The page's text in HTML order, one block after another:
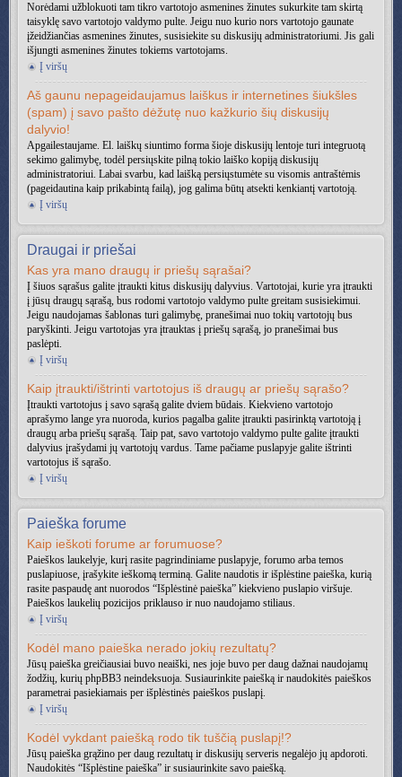
Norėdami užblokuoti tam tikro vartotojo asmenines žinutes sukurkite tam skirtą
taisyklę savo vartotojo valdymo pulte. Jeigu nuo kurio nors vartotojo gaunate
įžeidžiančias asmenines žinutes, susisiekite su diskusijų administratoriumi. Jis gali
išjungti asmenines žinutes tokiems vartotojams.
Į viršų
Aš gaunu nepageidaujamus laiškus ir internetines šiukšles
(spam) į savo pašto dėžutę nuo kažkurio šių diskusijų
dalyvio!
Apgailestaujame. El. laiškų siuntimo forma šioje diskusijų lentoje turi integruotą
sekimo galimybę, todėl persiųskite pilną tokio laiško kopiją diskusijų
administratoriui. Labai svarbu, kad laišką persiųstumėte su visomis antraštėmis
(pageidautina kaip prikabintą failą), jog galima būtų atsekti kenkiantį vartotoją.
Į viršų
Draugai ir priešai
Kas yra mano draugų ir priešų sąrašai?
Į šiuos sąrašus galite įtraukti kitus diskusijų dalyvius. Vartotojai, kurie yra įtraukti
į jūsų draugų sąrašą, bus rodomi vartotojo valdymo pulte greitam susisiekimui.
Jeigu naudojamas šablonas turi galimybę, pranešimai nuo tokių vartotojų bus
paryškinti. Jeigu vartotojas yra įtrauktas į priešų sąrašą, jo pranešimai bus
paslėpti.
Į viršų
Kaip įtraukti/ištrinti vartotojus iš draugų ar priešų sąrašo?
Įtraukti vartotojus į savo sąrašą galite dviem būdais. Kiekvieno vartotojo
aprašymo lange yra nuoroda, kurios pagalba galite įtraukti pasirinktą vartotoją į
draugų arba priešų sąrašą. Taip pat, savo vartotojo valdymo pulte galite įtraukti
dalyvius įrašydami jų vartotojų vardus. Tame pačiame puslapyje galite ištrinti
vartotojus iš sąrašo.
Į viršų
Paieška forume
Kaip ieškoti forume ar forumuose?
Paieškos laukelyje, kurį rasite pagrindiniame puslapyje, forumo arba temos
puslapiuose, įrašykite ieškomą terminą. Galite naudotis ir išplėstine paieška, kurią
rasite paspaudę ant nuorodos “Išplėstinė paieška” kiekvieno puslapio viršuje.
Paieškos laukelių pozicijos priklauso ir nuo naudojamo stiliaus.
Į viršų
Kodėl mano paieška nerado jokių rezultatų?
Jūsų paieška greičiausiai buvo neaiški, nes joje buvo per daug dažnai naudojamų
žodžių, kurių phpBB3 neindeksuoja. Susiaurinkite paiešką ir naudokitės paieškos
parametrai pasiekiamais per išplėstinės paieškos puslapį.
Į viršų
Kodėl vykdant paiešką rodo tik tuščią puslapį!?
Jūsų paieška grąžino per daug rezultatų ir diskusijų serveris negalėjo jų apdoroti.
Naudokitės “Išplėstine paieška” ir susiaurinkite savo paiešką.